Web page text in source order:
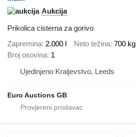
Aukcija
Prikolica cisterna za gorivo
Zapremina 2.000 l Neto težina 700 kg
Broj osovina 1
Ujedinjeno Kraljevstvo, Leeds
Euro Auctions GB